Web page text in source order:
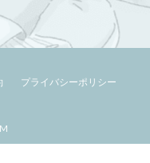
プライバシーポリシー